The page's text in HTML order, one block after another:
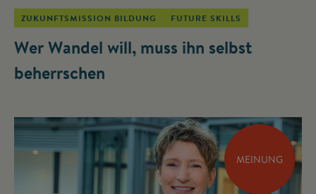
ZUKUNFTSMISSION BILDUNG FUTURE SKILLS
Wer Wandel will, muss ihn selbst
beherrschen
MEINUNG